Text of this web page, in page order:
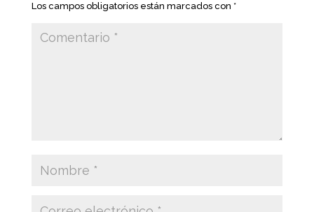
Los campos obligatorios están marcados con *